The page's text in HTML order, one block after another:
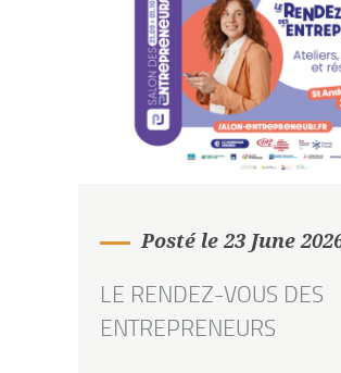
Posté le 23 June
LE RENDEZ-VOUS DES
ENTREPRENEURS